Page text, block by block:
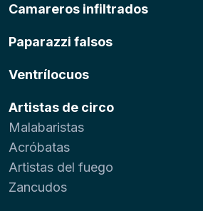
Camareros infiltrados
Paparazzi falsos
Ventrílocuos
Artistas de circo
Malabaristas
Acróbatas
Artistas del fuego
Zancudos